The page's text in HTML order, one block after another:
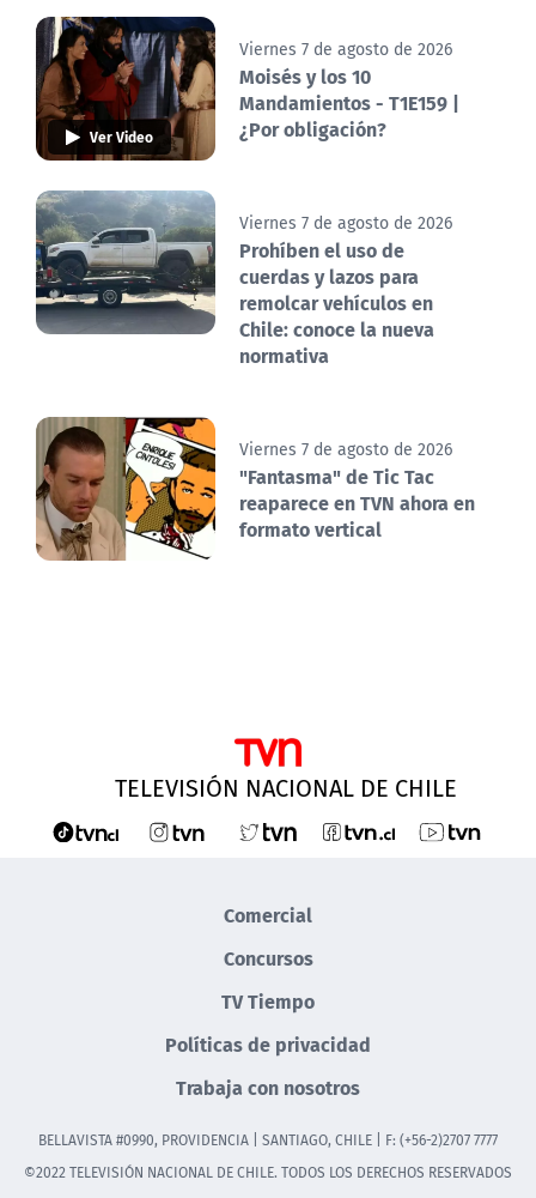
Ver Video
Viernes 7 de agosto de 2026
Moisés y los 10
Mandamientos - T1E159 |
¿Por obligación?
Viernes 7 de agosto de 2026
Prohíben el uso de
cuerdas y lazos para
remolcar vehículos en
Chile: conoce la nueva
normativa
Viernes 7 de agosto de 2026
"Fantasma" de Tic Tac
reaparece en TVN ahora en
formato vertical
TELEVISIÓN NACIONAL DE CHILE
Comercial
Concursos
TV Tiempo
Políticas de privacidad
Trabaja con nosotros
BELLAVISTA #0990, PROVIDENCIA | SANTIAGO, CHILE | F: (+56-2)2707 7777
©2022 TELEVISIÓN NACIONAL DE CHILE. TODOS LOS DERECHOS RESERVADOS